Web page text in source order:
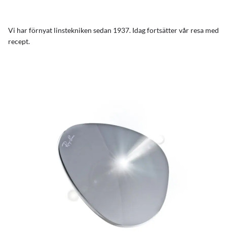
Vi har förnyat linstekniken sedan 1937. Idag fortsätter vår resa med
recept.